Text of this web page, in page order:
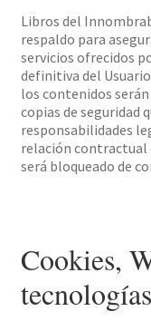
Libros del
respaldo para
servicios ofrecidos
definitiva del
los contenidos
copias de seguridad
responsabilidades
relación contractual
será bloqueado de
Cookies,
tecnologías